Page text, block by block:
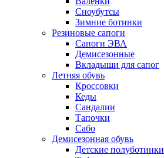
Сноубутсы
Зимние ботинки
Резиновые сапоги
Сапоги ЭВА
Демисезонные
Вкладыши для сапог
Летняя обувь
Кроссовки
Кеды
Сандалии
Тапочки
Сабо
Демисезонная обувь
Детские полуботинки